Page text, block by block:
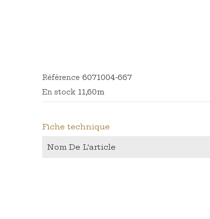
Référence 6071004-667
En stock 11,60m
Fiche technique
Nom De L'article